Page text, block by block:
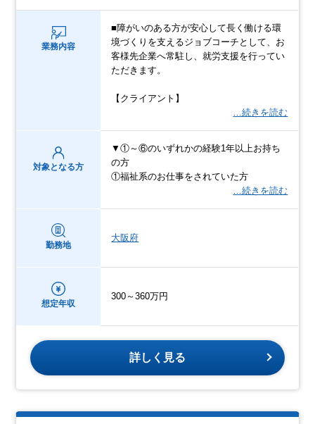
業務内容
■障がいのある方が安心して長く働ける環
境づくりを支えるジョブコーチとして、お
客様先企業へ常駐し、就労支援を行ってい
ただきます。
【クライアント】
…続きを読む
対象となる方
▼①～⑥のいずれかの経験1年以上お持ち
の方
①福祉系のお仕事をされていた方
…続きを読む
勤務地
大阪府
想定年収
300～360万円
詳しく見る